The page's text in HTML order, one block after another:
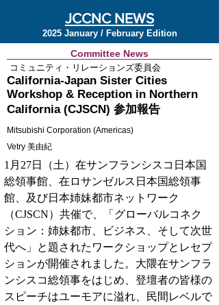
JCCNC NEWS
2025 January / February Edition
Committee News
コミュニティ・リレーションズ委員会
California-Japan Sister Cities
Workshop & Reception in Northern
California (CJSCN) 参加報告
Mitsubishi Corporation (Americas)
Vetry 美由紀
1月27日（土）在サンフランシスコ日本国
総領事館、在ロサンゼルス日本国総領事
館、及び日本姉妹都市ネットワーク
（CJSCN）共催で、「グローバルコネク
ション：姉妹都市、ビジネス、そして次世
代へ」と題されたワークショップとレセプ
ションが開催されました。大隈在サンフラ
ンシスコ総領事をはじめ、登壇者の皆様の
スピーチはユーモアに溢れ、民間レベルで